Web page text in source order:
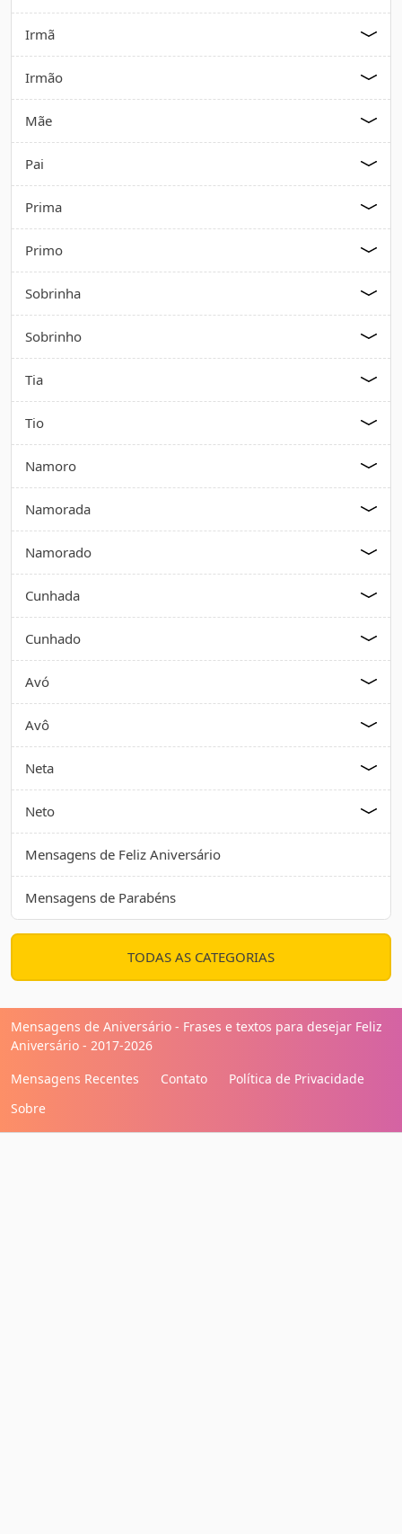
Irmã
Irmão
Mãe
Pai
Prima
Primo
Sobrinha
Sobrinho
Tia
Tio
Namoro
Namorada
Namorado
Cunhada
Cunhado
Avó
Avô
Neta
Neto
Mensagens de Feliz Aniversário
Mensagens de Parabéns
TODAS AS CATEGORIAS
Mensagens de Aniversário - Frases e textos para desejar Feliz
Aniversário - 2017-2026
Mensagens Recentes
Contato
Política de Privacidade
Sobre